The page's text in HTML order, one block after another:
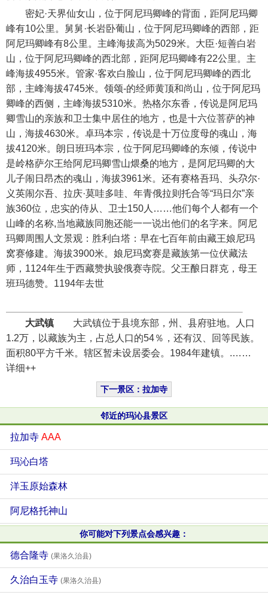
密妃·天界仙女山，位于阿尼玛卿峰的背面，距阿尼玛卿
峰有10公里。舅舅·长岩卧葡山，位于阿尼玛卿峰的西部，距
阿尼玛卿峰有8公里。主峰海拔高为5029米。大臣·短善白岩
山，位于阿尼玛卿峰的西北部，距阿尼玛卿峰有22公里。主
峰海拔4955米。管家·客欢白脸山，位于阿尼玛卿峰的西北
部，主峰海拔4745米。领颂-的经师黄顶和尚山，位于阿尼玛
卿峰的西侧，主峰海拔5310米。热格尔东香，传说是阿尼玛
卿雪山的亲族和卫士集中居住的地方，也是十六位菩萨的神
山，海拔4630米。卓玛本宗，传说是十万位度母的魂山，海
拔4120米。朗日班玛本宗，位于阿尼玛卿峰的东倾，传说中
是岭格萨尔王给阿尼玛卿雪山煨桑的地方，是阿尼玛卿的大
儿子闹日昂杰的魂山，海拔3961米。还有赛格吾玛、头尕尔·
义英闹尔吾、拉庆·莫哇多哇、年青俄拉则托合等“玛日尔”亲
族360位，忠实的侍从、卫士150人……他们每个人都有一个
山峰的名称,当地藏族同胞还能一一说出他们的名字来。阿尼
玛卿周围人文景观：胜利白塔：早在七百年前由藏王娘尼玛
窝赛修建。海拔3900米。娘尼玛窝赛是藏族第一位伏藏法
师，1124年生于西藏赞执骏俄赛寺院。父王酿日群克，母王
班玛德赞。1194年去世
大武镇 大武镇位于县境东部，州、县府驻地。人口
1.2万，以藏族为主，占总人口的54％，还有汉、回等民族。
面积80平方千米。辖区暂未设居委会。1984年建镇。.……
详细++
下一景区：拉加寺
邻近的玛沁县景区
拉加寺 AAA
玛沁白塔
洋玉原始森林
阿尼格托神山
你可能对下列景点会感兴趣：
德合隆寺 (果洛久治县)
久治白玉寺 (果洛久治县)